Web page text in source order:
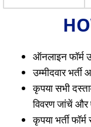
ऑनलाइन फॉर्म
उम्मीदवार
कृपया सभी
विवरण जांचें
कृपया भर्ती